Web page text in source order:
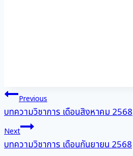
แนะแนว
เรื่อง
Previous
บทความวิชาการ เดือนสิงหาคม 2568
Next
บทความวิชาการ เดือนกันยายน 2568